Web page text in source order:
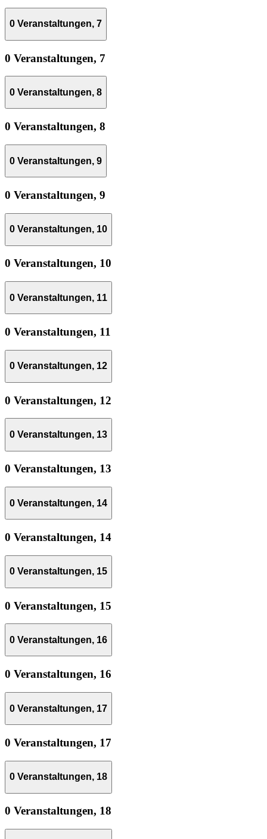
0 Veranstaltungen, 7
0 Veranstaltungen, 7
0 Veranstaltungen, 8
0 Veranstaltungen, 8
0 Veranstaltungen, 9
0 Veranstaltungen, 9
0 Veranstaltungen, 10
0 Veranstaltungen, 10
0 Veranstaltungen, 11
0 Veranstaltungen, 11
0 Veranstaltungen, 12
0 Veranstaltungen, 12
0 Veranstaltungen, 13
0 Veranstaltungen, 13
0 Veranstaltungen, 14
0 Veranstaltungen, 14
0 Veranstaltungen, 15
0 Veranstaltungen, 15
0 Veranstaltungen, 16
0 Veranstaltungen, 16
0 Veranstaltungen, 17
0 Veranstaltungen, 17
0 Veranstaltungen, 18
0 Veranstaltungen, 18